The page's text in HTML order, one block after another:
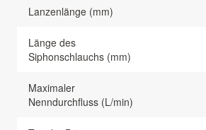
Lanzenlänge (mm)
Länge des
Siphonschlauchs (mm)
Maximaler
Nenndurchfluss (L/min)